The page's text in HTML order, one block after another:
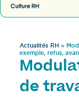
Actualités RH »
exemple, refus,
de